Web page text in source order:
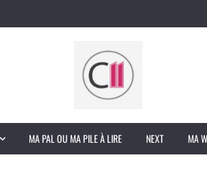
MA PAL OU MA PILE À LIRE NEXT MA